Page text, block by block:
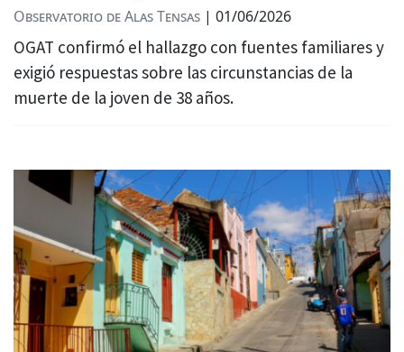
Observatorio de Alas Tensas | 01/06/2026
OGAT confirmó el hallazgo con fuentes familiares y
exigió respuestas sobre las circunstancias de la
muerte de la joven de 38 años.